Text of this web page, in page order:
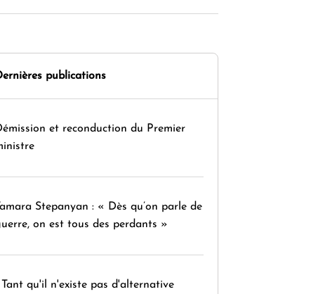
publications
et reconduction du Premier
Stepanyan : « Dès qu’on parle de
on est tous des perdants »
Tant qu'il n'existe pas d'alternative